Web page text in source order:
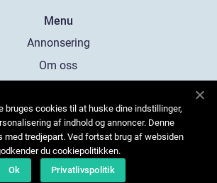
Menu
Annonsering
Om oss
Kontakta oss
Sitemap
bruges cookies til at huske dine indstillinger,
af indhold og annoncer. Denne
med tredjepart. Ved fortsat brug af websiden
du cookiepolitikken.
Ok
Privatlivspolitik